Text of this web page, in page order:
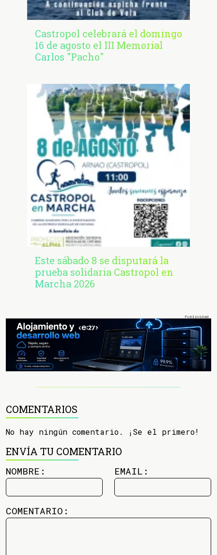
Castropol celebrará el domingo
16 de agosto el III Memorial
Carlos "Pacho"
Este sábado 8 se disputará la
prueba solidaria Castropol en
Marcha 2026
COMENTARIOS
No hay ningún comentario. ¡Se el primero!
ENVÍA TU COMENTARIO
NOMBRE: EMAIL:
COMENTARIO: